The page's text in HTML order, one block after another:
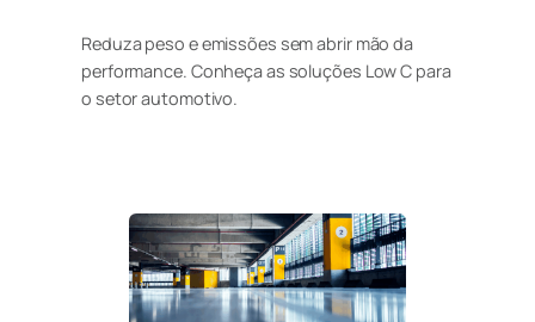
Reduza peso e emissões sem abrir mão da
performance. Conheça as soluções Low C para
o setor automotivo.